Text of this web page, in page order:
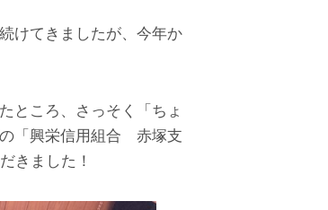
けてきましたが、今年か
ところ、さっそく「ちょ
の「興栄信用組合 赤塚支
きました！